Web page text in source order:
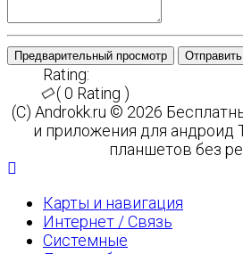
Предварительный просмотр Отправить
Rating:
( 0 Rating )
(C) Androkk.ru © 2026
и приложения для андроид
планшетов без
Карты и навигация
Интернет / Связь
Системные